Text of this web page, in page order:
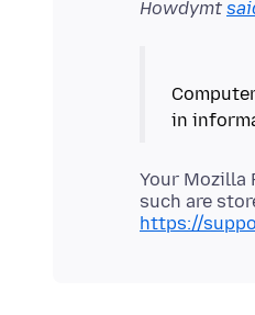
Howdymt
Your Mozilla
such are
https://